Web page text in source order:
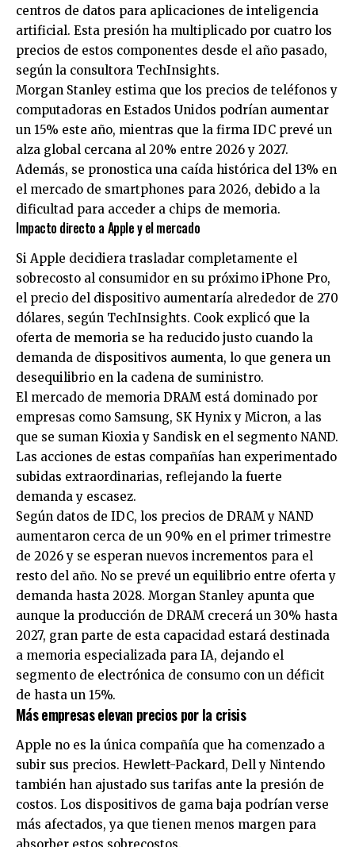
centros de datos para aplicaciones de inteligencia
artificial. Esta presión ha multiplicado por cuatro los
precios de estos componentes desde el año pasado,
según la consultora TechInsights.
Morgan Stanley estima que los precios de teléfonos y
computadoras en Estados Unidos podrían aumentar
un 15% este año, mientras que la firma IDC prevé un
alza global cercana al 20% entre 2026 y 2027.
Además, se pronostica una caída histórica del 13% en
el mercado de smartphones para 2026, debido a la
dificultad para acceder a chips de memoria.
Impacto directo a Apple y el mercado
Si Apple decidiera trasladar completamente el
sobrecosto al consumidor en su próximo iPhone Pro,
el precio del dispositivo aumentaría alrededor de 270
dólares, según TechInsights. Cook explicó que la
oferta de memoria se ha reducido justo cuando la
demanda de dispositivos aumenta, lo que genera un
desequilibrio en la cadena de suministro.
El mercado de memoria DRAM está dominado por
empresas como Samsung, SK Hynix y Micron, a las
que se suman Kioxia y Sandisk en el segmento NAND.
Las acciones de estas compañías han experimentado
subidas extraordinarias, reflejando la fuerte
demanda y escasez.
Según datos de IDC, los precios de DRAM y NAND
aumentaron cerca de un 90% en el primer trimestre
de 2026 y se esperan nuevos incrementos para el
resto del año. No se prevé un equilibrio entre oferta y
demanda hasta 2028. Morgan Stanley apunta que
aunque la producción de DRAM crecerá un 30% hasta
2027, gran parte de esta capacidad estará destinada
a memoria especializada para IA, dejando el
segmento de electrónica de consumo con un déficit
de hasta un 15%.
Más empresas elevan precios por la crisis
Apple no es la única compañía que ha comenzado a
subir sus precios. Hewlett-Packard, Dell y Nintendo
también han ajustado sus tarifas ante la presión de
costos. Los dispositivos de gama baja podrían verse
más afectados, ya que tienen menos margen para